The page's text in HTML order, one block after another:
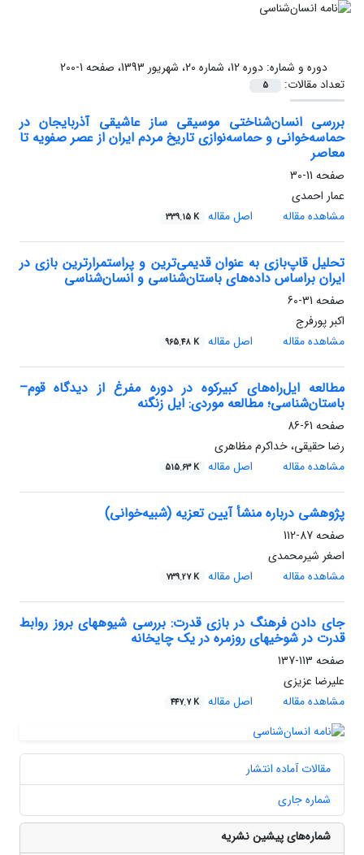
دوره و شماره:دوره 12، شماره 20، شهریور 1393، صفحه 1-200
تعداد مقالات:
5
بررسی انسان‌شناختی موسیقی ساز عاشیقی آذربایجان در
حماسه‌خوانی و حماسه‌نوازی تاریخ مردم ایران از عصر صفویه تا
معاصر
صفحه 11-30
عمار احمدی
مشاهده مقاله
اصل مقاله 339.15 K
تحلیل قاپ‌بازی به عنوان قدیمی‌ترین و پراستمرارترین بازی در
ایران براساس داده‌های باستان‌شناسی و انسان‌شناسی
صفحه 31-60
اکبر پورفرج
مشاهده مقاله
اصل مقاله 965.48 K
مطالعه ایل‌راه‌های کبیرکوه در دوره مفرغ از دیدگاه قوم–
باستان‌شناسی؛ مطالعه موردی: ایل زنگنه
صفحه 61-86
رضا حقیقی، خداکرم مظاهری
مشاهده مقاله
اصل مقاله 515.63 K
پژوهشی درباره منشأ آیین تعزیه (شبیه‌خوانی)
صفحه87-112
اصغر شیرمحمدی
مشاهده مقاله
اصل مقاله 739.27 K
جای دادن فرهنگ در بازی قدرت: بررسی شیوه‏های بروز روابط
قدرت در شوخی‏های روزمره در یک چایخانه
صفحه 113-137
علیرضا عزیزی
مشاهده مقاله
اصل مقاله 447.7 K
مقالات آماده انتشار
شماره جاری
شماره‌های پیشین نشریه